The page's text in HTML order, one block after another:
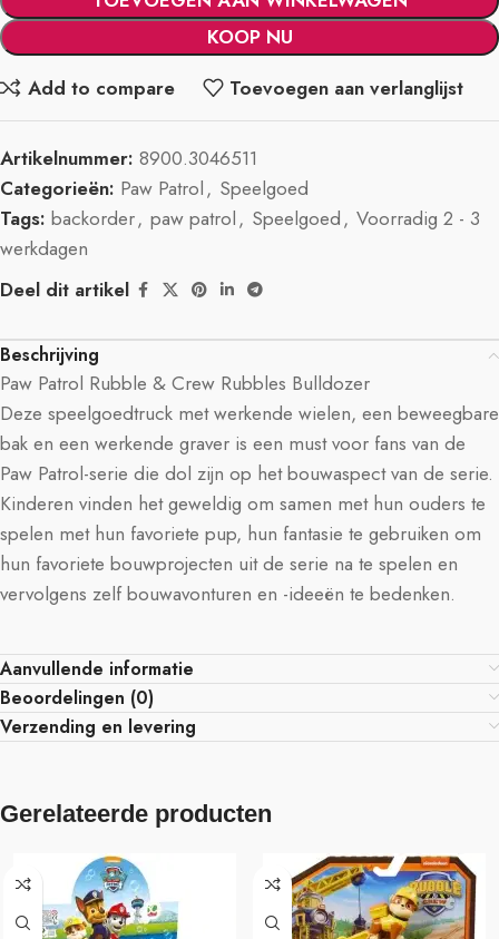
KOOP NU
Add to compare
Toevoegen aan verlanglijst
Artikelnummer: 8900.3046511
Categorieën: Paw Patrol, Speelgoed
Tags: backorder, paw patrol, Speelgoed, Voorradig 2 - 3
werkdagen
Deel dit artikel
Beschrijving
Paw Patrol Rubble & Crew Rubbles Bulldozer
Deze speelgoedtruck met werkende wielen, een beweegbare
bak en een werkende graver is een must voor fans van de
Paw Patrol-serie die dol zijn op het bouwaspect van de serie.
Kinderen vinden het geweldig om samen met hun ouders te
spelen met hun favoriete pup, hun fantasie te gebruiken om
hun favoriete bouwprojecten uit de serie na te spelen en
vervolgens zelf bouwavonturen en -ideeën te bedenken.
Aanvullende informatie
Beoordelingen (0)
Verzending en levering
Gerelateerde producten